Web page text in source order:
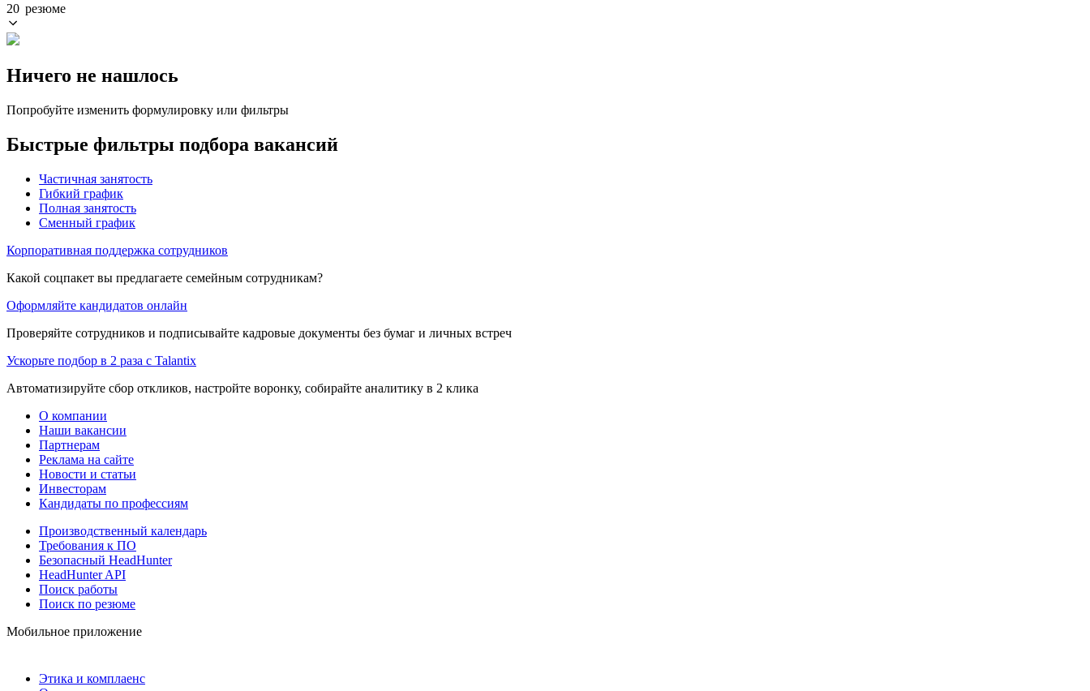
20 резюме
Ничего не нашлось
Попробуйте изменить формулировку или фильтры
Быстрые фильтры подбора вакансий
Частичная занятость
Гибкий график
Полная занятость
Сменный график
Корпоративная поддержка сотрудников
Какой соцпакет вы предлагаете семейным сотрудникам?
Оформляйте кандидатов онлайн
Проверяйте сотрудников и подписывайте кадровые документы без бумаг и личных встреч
Ускорьте подбор в 2 раза с Talantix
Автоматизируйте сбор откликов, настройте воронку, собирайте аналитику в 2 клика
О компании
Наши вакансии
Партнерам
Реклама на сайте
Новости и статьи
Инвесторам
Кандидаты по профессиям
Производственный календарь
Требования к ПО
Безопасный HeadHunter
HeadHunter API
Поиск работы
Поиск по резюме
Мобильное приложение
Этика и комплаенс